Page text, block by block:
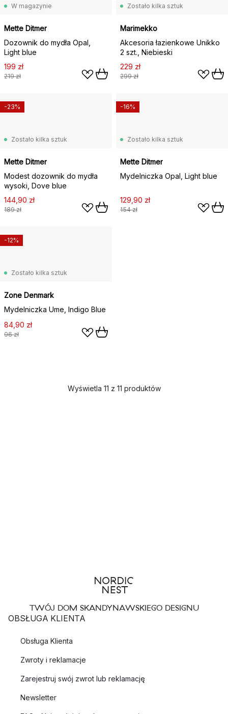
W magazynie
Mette Ditmer
Dozownik do mydła Opal,
Light blue
199 zł
219 zł
Zostało kilka sztuk
Marimekko
Akcesoria łazienkowe Unikko
2 szt., Niebieski
229 zł
299 zł
Zostało kilka sztuk
Mette Ditmer
Modest dozownik do mydła
wysoki, Dove blue
144,90 zł
189 zł
-23%
Zostało kilka sztuk
Mette Ditmer
Mydelniczka Opal, Light blue
129,90 zł
154 zł
-16%
Zostało kilka sztuk
Zone Denmark
Mydelniczka Ume, Indigo Blue
84,90 zł
96 zł
-12%
Wyświetla 11 z 11 produktów
TWÓJ DOM SKANDYNAWSKIEGO DESIGNU
OBSŁUGA KLIENTA
Obsługa Klienta
Zwroty i reklamacje
Zarejestruj swój zwrot lub reklamację
Newsletter